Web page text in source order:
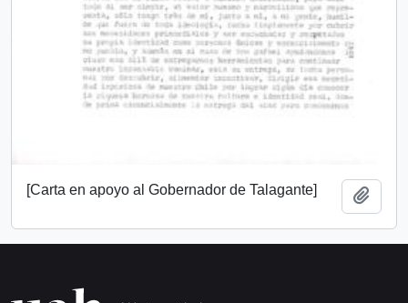
[Carta en apoyo al Gobernador de Talagante]